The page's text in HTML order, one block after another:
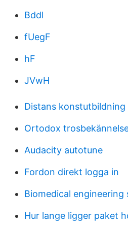
Bddl
fUegF
hF
JVwH
Distans konstutbildning
Ortodox
Audacity autotune
Fordon direkt logga in
Biomedical engineering
Hur lange ligger paket